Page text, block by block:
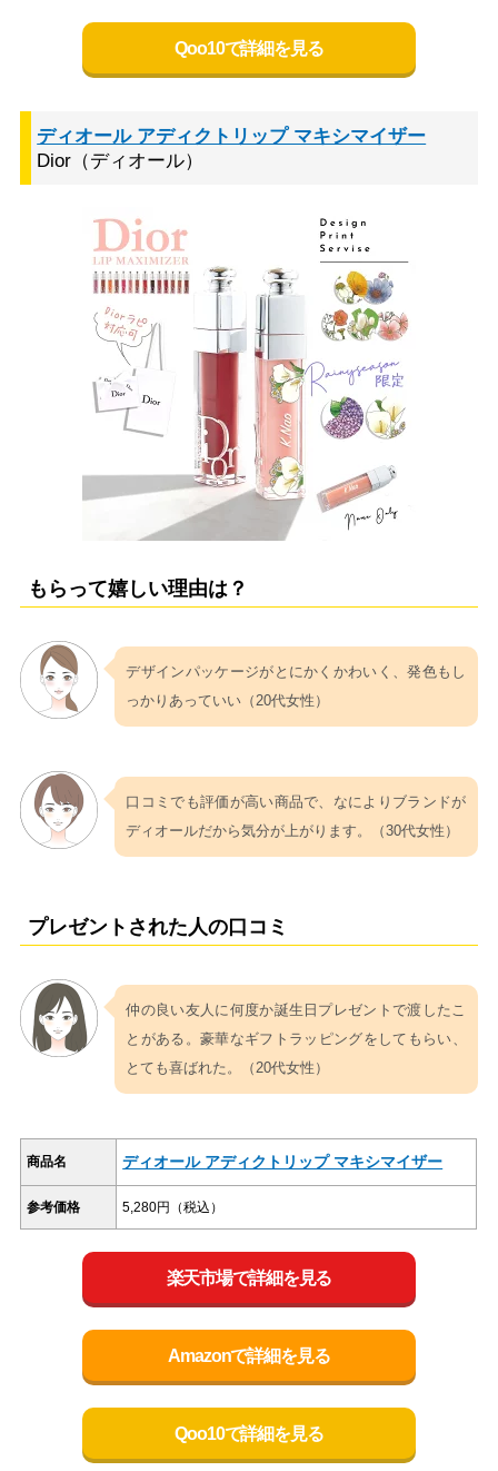
Qoo10で詳細を見る
ディオール アディクトリップ マキシマイザー
Dior（ディオール）
もらって嬉しい理由は？
デザインパッケージがとにかくかわいく、発色もし
っかりあっていい（20代女性）
口コミでも評価が高い商品で、なによりブランドが
ディオールだから気分が上がります。（30代女性）
プレゼントされた人の口コミ
仲の良い友人に何度か誕生日プレゼントで渡したこ
とがある。豪華なギフトラッピングをしてもらい、
とても喜ばれた。（20代女性）
商品名 ディオール アディクトリップ マキシマイザー
参考価格 5,280円（税込）
楽天市場で詳細を見る
Amazonで詳細を見る
Qoo10で詳細を見る